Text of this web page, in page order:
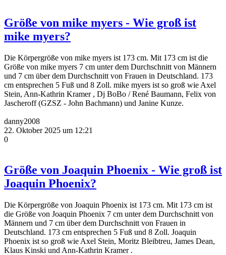
Größe von mike myers - Wie groß ist
mike myers?
Die Körpergröße von mike myers ist 173 cm. Mit 173 cm ist die
Größe von mike myers 7 cm unter dem Durchschnitt von Männern
und 7 cm über dem Durchschnitt von Frauen in Deutschland. 173
cm entsprechen 5 Fuß und 8 Zoll. mike myers ist so groß wie Axel
Stein, Ann-Kathrin Kramer , Dj BoBo / René Baumann, Felix von
Jascheroff (GZSZ - John Bachmann) und Janine Kunze.
danny2008
22. Oktober 2025 um 12:21
0
Größe von Joaquin Phoenix - Wie groß ist
Joaquin Phoenix?
Die Körpergröße von Joaquin Phoenix ist 173 cm. Mit 173 cm ist
die Größe von Joaquin Phoenix 7 cm unter dem Durchschnitt von
Männern und 7 cm über dem Durchschnitt von Frauen in
Deutschland. 173 cm entsprechen 5 Fuß und 8 Zoll. Joaquin
Phoenix ist so groß wie Axel Stein, Moritz Bleibtreu, James Dean,
Klaus Kinski und Ann-Kathrin Kramer .